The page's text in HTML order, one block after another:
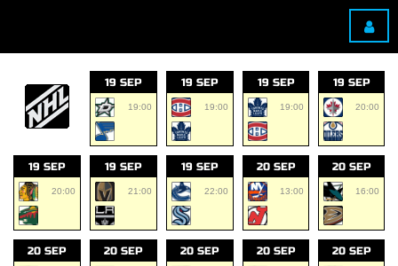
19 SEP
19:00
19 SEP
19:00
19 SEP
19:00
19 SEP
20:00
19 SEP
20:00
19 SEP
21:00
19 SEP
22:00
20 SEP
13:00
20 SEP
16:00
20 SEP 20 SEP 20 SEP 20 SEP 20 SEP